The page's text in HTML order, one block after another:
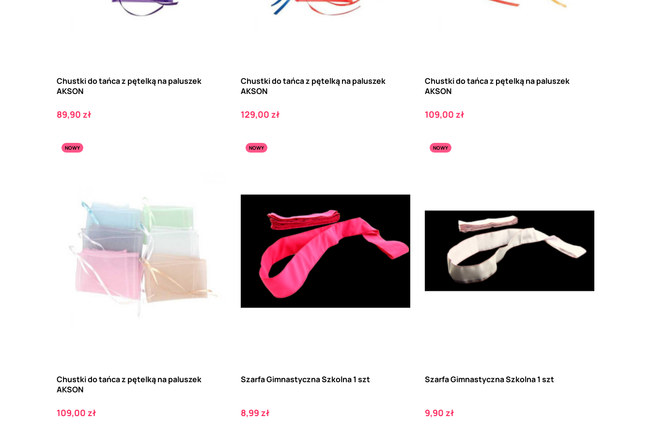
Chustki do tańca z pętelką na paluszek
AKSON
Cena
89,90 zł
Chustki do tańca z pętelką na paluszek
AKSON
Cena
129,00 zł
Chustki do tańca z pętelką na paluszek
AKSON
Cena
109,00 zł
NOWY
Chustki do tańca z pętelką na paluszek
AKSON
Cena
109,00 zł
NOWY
Szarfa Gimnastyczna Szkolna 1 szt
Cena
8,99 zł
NOWY
Szarfa Gimnastyczna Szkolna 1 szt
Cena
9,90 zł